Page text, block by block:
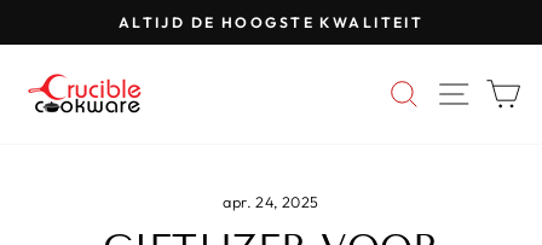
naar
inhoud
Pauzeer
diavoorstelling
ALTIJD DE HOOGSTE KWALITEIT
ZOEKEN
apr. 24, 2025